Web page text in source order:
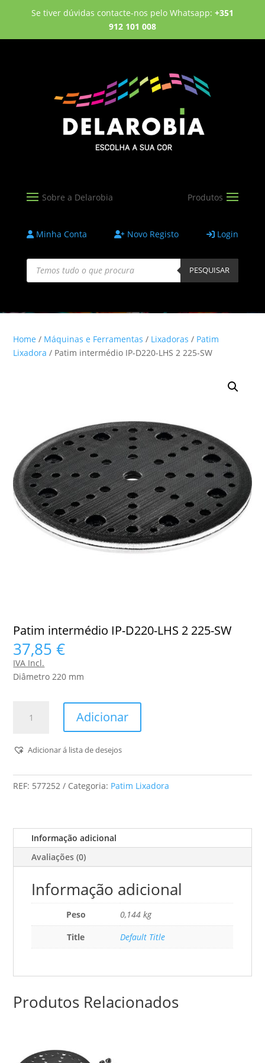
Se tiver dúvidas contacte-nos pelo Whatsapp: +351
912 101 008
Minha Conta Novo Registo Login
Products
search PESQUISAR
Home / Máquinas e Ferramentas / Lixadoras / Patim
Lixadora / Patim intermédio IP-D220-LHS 2 225-SW
Patim intermédio IP-D220-LHS 2 225-SW
37,85€
IVA Incl.
Diâmetro 220 mm
intermédio
D220-
LHS
SW
Adicionar
Adicionar á lista de desejos
REF: 577252 Categoria: Patim Lixadora
Informação adicional
Avaliações (0)
Informação adicional
Peso
0,144 kg
Title
Default Title
Produtos Relacionados